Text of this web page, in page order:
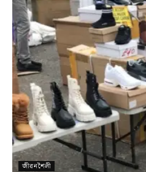
জীৱনশৈলী